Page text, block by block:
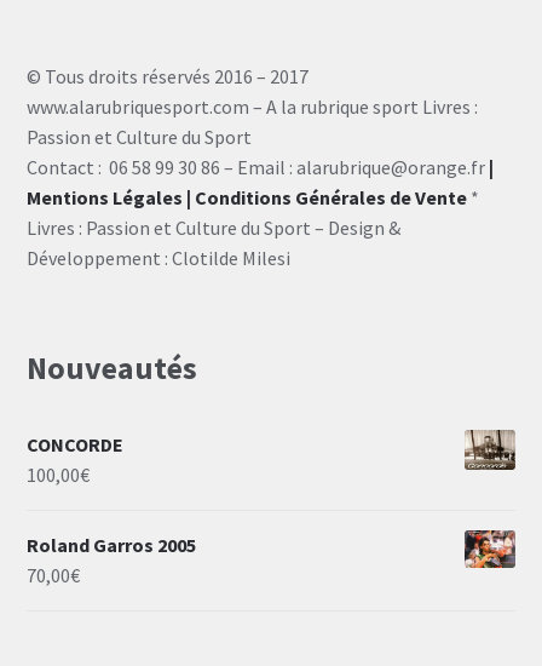
© Tous droits réservés 2016 – 2017
www.alarubriquesport.com – A la rubrique sport Livres :
Passion et Culture du Sport
Contact : 06 58 99 30 86 – Email : alarubrique@orange.fr |
Mentions Légales | Conditions Générales de Vente *
Livres : Passion et Culture du Sport – Design &
Développement : Clotilde Milesi
Nouveautés
CONCORDE
100,00€
Roland Garros 2005
70,00€